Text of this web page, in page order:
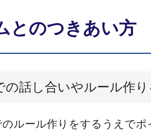
とのつきあい方
の話し合いやルール作
のルール作りをするうえでポ